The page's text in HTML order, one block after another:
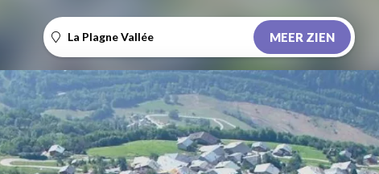
La Plagne Vallée MEER ZIEN